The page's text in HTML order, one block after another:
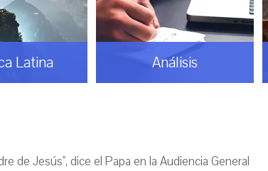
Análisis Espiritualidad
de Jesús", dice el Papa en la Audiencia General